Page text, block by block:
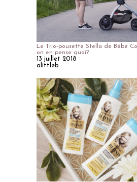
Le Trio-pousette Stella de Bébé
on en pense quoi?
13 juillet 2018
alittleb